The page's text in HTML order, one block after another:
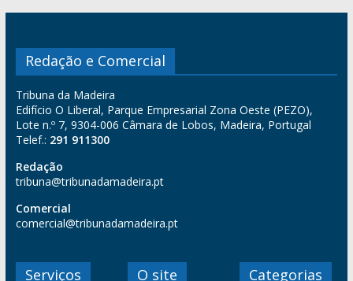
Redação e Comercial
Tribuna da Madeira
Edifício O Liberal, Parque Empresarial Zona Oeste (PEZO),
Lote n.º 7, 9304-006 Câmara de Lobos, Madeira, Portugal
Telef.: 291 911300
Redação
tribuna@tribunadamadeira.pt
Comercial
comercial@tribunadamadeira.pt
Serviços O site Categorias